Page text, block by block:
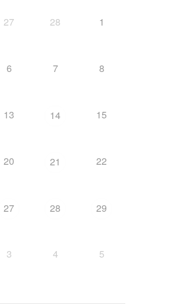
27 28 1
6 7 8
13 14 15
20 21 22
27 28 29
3 4 5